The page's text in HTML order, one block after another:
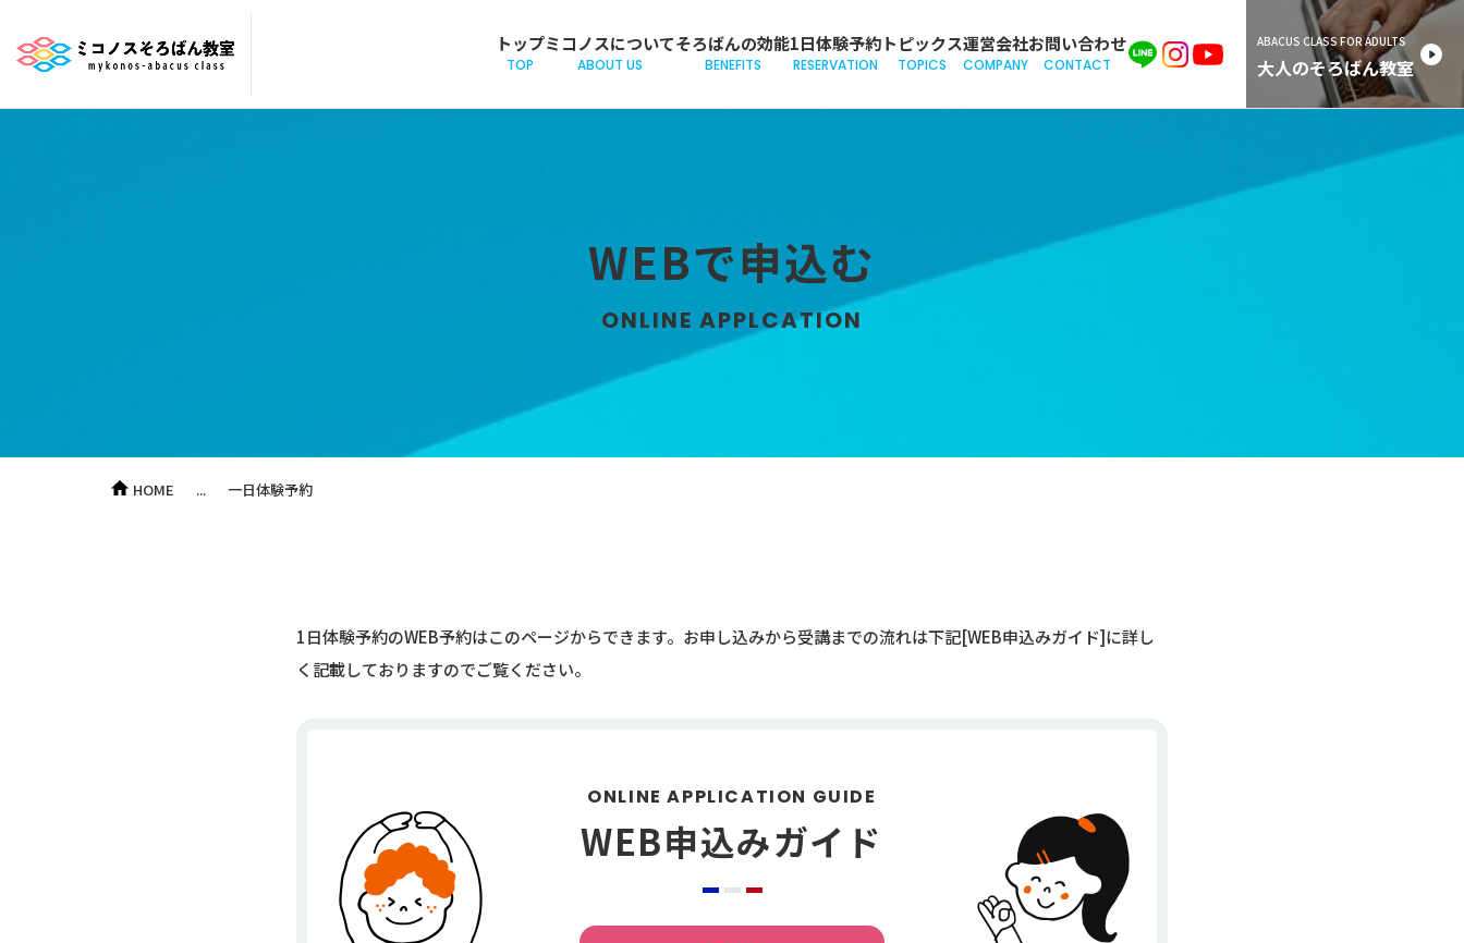
トップ
TOP
ミコノスについて
ABOUT US
そろばんの効能
BENEFITS
1日体験予約
RESERVATION
トピックス
TOPICS
運営会社
COMPANY
お問い合わせ
CONTACT
ABACUS CLASS FOR ADULTS
大人のそろばん教室
WEBで申込む
ONLINE APPLCATION
HOME 一日体験予約
1日体験予約のWEB予約はこのページからできます。お申し込みから受講までの流れは下記[WEB申込みガイド]に詳し
く記載しておりますのでご覧ください。
ONLINE APPLICATION GUIDE
WEB申込みガイド